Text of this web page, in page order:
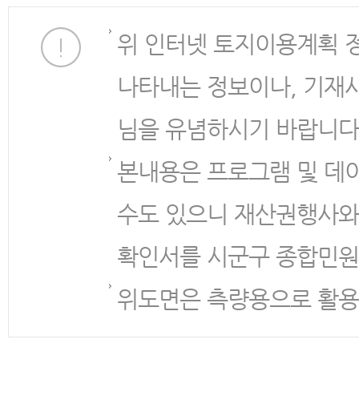
위 인터넷 토지이용계획
나타내는 정보이나, 기재
님을 유념하시기 바랍니
본내용은 프로그램 및 데
수도 있으니 재산권행사
확인서를 시군구 종합민
위도면은 측량용으로 활